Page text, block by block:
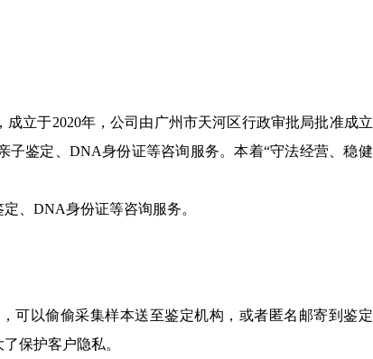
立于2020年，公司由广州市天河区行政审批局批准成立
鉴定、DNA身份证等咨询服务。本着“守法经营、稳
、DNA身份证等咨询服务。
可以偷偷采集样本送至鉴定机构，或者匿名邮寄到鉴
保护客户隐私。